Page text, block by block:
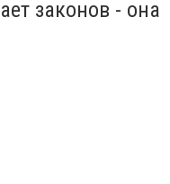
законов - она